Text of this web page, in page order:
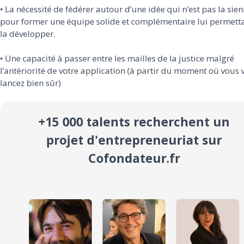
• La nécessité de fédérer autour d’une idée qui n’est pas la
pour former une équipe solide et complémentaire lui
la développer.
• Une capacité à passer entre les mailles de la justice malgré
l’antériorité de votre application (à partir du moment où vous
lancez bien sûr)
+15 000 talents recherchent un
projet d'entrepreneuriat sur
Cofondateur.fr